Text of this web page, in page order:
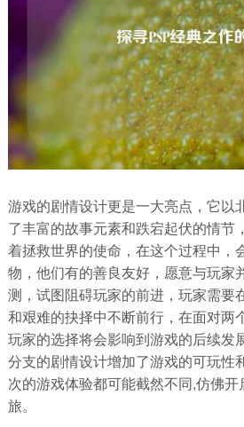
游戏的剧情设计更是一大亮点，它以
了丰富的故事元素和跌宕起伏的情节
着拯救世界的使命，在这个过程中，
物，他们有的善良友好，愿意与玩家
测，试图阻碍玩家的前进，玩家需要
和艰难的抉择中不断前行，在面对两
玩家的选择将会影响到游戏的后续发
分支的剧情设计增加了游戏的可玩性
次的游戏体验都可能截然不同,仿佛
旅。